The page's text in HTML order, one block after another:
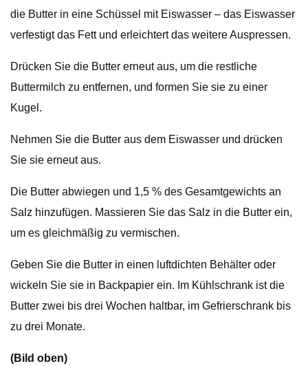
die Butter in eine Schüssel mit Eiswasser – das Eiswasser
verfestigt das Fett und erleichtert das weitere Auspressen.
Drücken Sie die Butter erneut aus, um die restliche
Buttermilch zu entfernen, und formen Sie sie zu einer
Kugel.
Nehmen Sie die Butter aus dem Eiswasser und drücken
Sie sie erneut aus.
Die Butter abwiegen und 1,5 % des Gesamtgewichts an
Salz hinzufügen. Massieren Sie das Salz in die Butter ein,
um es gleichmäßig zu vermischen.
Geben Sie die Butter in einen luftdichten Behälter oder
wickeln Sie sie in Backpapier ein. Im Kühlschrank ist die
Butter zwei bis drei Wochen haltbar, im Gefrierschrank bis
zu drei Monate.
(Bild oben)